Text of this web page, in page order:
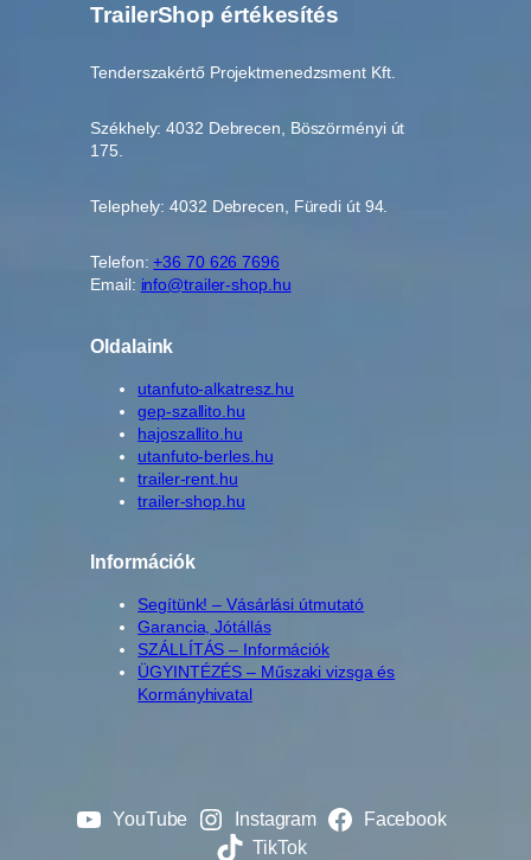
TrailerShop értékesítés
Tenderszakértő Projektmenedzsment Kft.
Székhely: 4032 Debrecen, Böszörményi út
175.
Telephely: 4032 Debrecen, Füredi út 94.
Telefon:+36 70 626 7696
Email: info@trailer-shop.hu
Oldalaink
utanfuto-alkatresz.hu
gep-szallito.hu
hajoszallito.hu
utanfuto-berles.hu
trailer-rent.hu
trailer-shop.hu
Információk
Segítünk! – Vásárlási útmutató
Garancia, Jótállás
SZÁLLÍTÁS – Információk
ÜGYINTÉZÉS – Műszaki vizsga és
Kormányhivatal
YouTube Instagram
Facebook
TikTok